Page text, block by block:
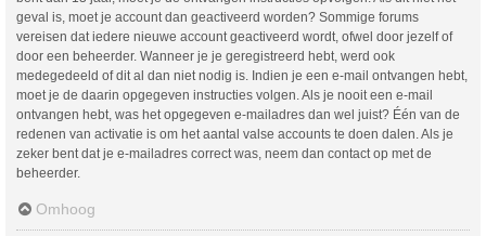
geval is, moet je account dan geactiveerd worden? Sommige forums
vereisen dat iedere nieuwe account geactiveerd wordt, ofwel door jezelf of
door een beheerder. Wanneer je je geregistreerd hebt, werd ook
medegedeeld of dit al dan niet nodig is. Indien je een e-mail ontvangen hebt,
moet je de daarin opgegeven instructies volgen. Als je nooit een e-mail
ontvangen hebt, was het opgegeven e-mailadres dan wel juist? Één van de
redenen van activatie is om het aantal valse accounts te doen dalen. Als je
zeker bent dat je e-mailadres correct was, neem dan contact op met de
beheerder.
Omhoog